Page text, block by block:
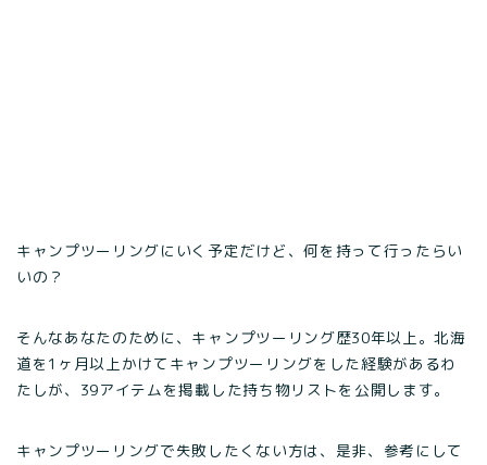
キャンプツーリングにいく予定だけど、何を持って行ったらい
いの？
そんなあなたのために、キャンプツーリング歴30年以上。北海
道を1ヶ月以上かけてキャンプツーリングをした経験があるわ
たしが、39アイテムを掲載した持ち物リストを公開します。
キャンプツーリングで失敗したくない方は、是非、参考にして